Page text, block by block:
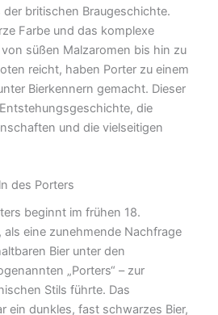
britischen Braugeschichte.
Farbe und das komplexe
süßen Malzaromen bis hin zu
reicht, haben Porter zu einem
Bierkennern gemacht. Dieser
die
und die vielseitigen
des Porters
beginnt im frühen 18.
eine zunehmende Nachfrage
Bier unter den
„Porters“ – zur
Stils führte. Das
ein dunkles, fast schwarzes Bier,